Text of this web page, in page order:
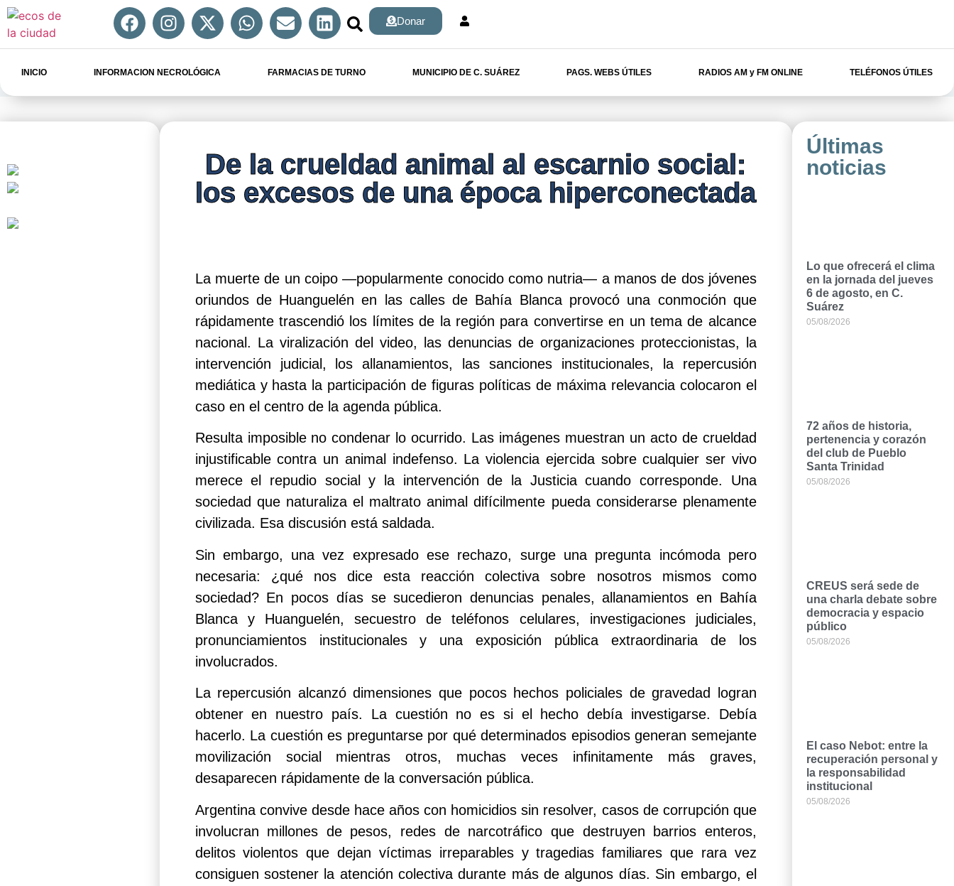
Donar
INICIO INFORMACION NECROLÓGICA FARMACIAS DE TURNO MUNICIPIO DE C. SUÁREZ PAGS. WEBS ÚTILES RADIOS AM y FM ONLINE TELÉFONOS ÚTILES
De la crueldad animal al escarnio social:
los excesos de una época hiperconectada
La muerte de un coipo —popularmente conocido como nutria— a manos de dos jóvenes
oriundos de Huanguelén en las calles de Bahía Blanca provocó una conmoción que
rápidamente trascendió los límites de la región para convertirse en un tema de alcance
nacional. La viralización del video, las denuncias de organizaciones proteccionistas, la
intervención judicial, los allanamientos, las sanciones institucionales, la repercusión
mediática y hasta la participación de figuras políticas de máxima relevancia colocaron el
caso en el centro de la agenda pública.
Resulta imposible no condenar lo ocurrido. Las imágenes muestran un acto de crueldad
injustificable contra un animal indefenso. La violencia ejercida sobre cualquier ser vivo
merece el repudio social y la intervención de la Justicia cuando corresponde. Una
sociedad que naturaliza el maltrato animal difícilmente pueda considerarse plenamente
civilizada. Esa discusión está saldada.
Sin embargo, una vez expresado ese rechazo, surge una pregunta incómoda pero
necesaria: ¿qué nos dice esta reacción colectiva sobre nosotros mismos como
sociedad? En pocos días se sucedieron denuncias penales, allanamientos en Bahía
Blanca y Huanguelén, secuestro de teléfonos celulares, investigaciones judiciales,
pronunciamientos institucionales y una exposición pública extraordinaria de los
involucrados.
La repercusión alcanzó dimensiones que pocos hechos policiales de gravedad logran
obtener en nuestro país. La cuestión no es si el hecho debía investigarse. Debía
hacerlo. La cuestión es preguntarse por qué determinados episodios generan semejante
movilización social mientras otros, muchas veces infinitamente más graves,
desaparecen rápidamente de la conversación pública.
Argentina convive desde hace años con homicidios sin resolver, casos de corrupción que
involucran millones de pesos, redes de narcotráfico que destruyen barrios enteros,
delitos violentos que dejan víctimas irreparables y tragedias familiares que rara vez
consiguen sostener la atención colectiva durante más de algunos días. Sin embargo, el
Últimas
noticias
Lo que ofrecerá el clima
en la jornada del jueves
6 de agosto, en C.
Suárez
05/08/2026
72 años de historia,
pertenencia y corazón
del club de Pueblo
Santa Trinidad
05/08/2026
CREUS será sede de
una charla debate sobre
democracia y espacio
público
05/08/2026
El caso Nebot: entre la
recuperación personal y
la responsabilidad
institucional
05/08/2026